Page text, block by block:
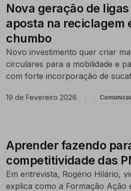
Nova geração de
aposta na reciclagem
chumbo
Novo investimento quer criar
circulares para a mobilidade e
com forte incorporação de
19 de Fevereiro 2026
Aprender fazendo
competitividade das
Em entrevista, Rogério Hilário,
explica como a Formação Ação